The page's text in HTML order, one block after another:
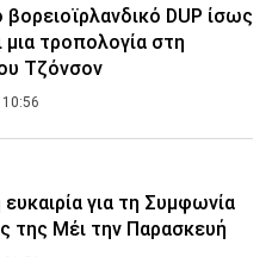
βορειοϊρλανδικό DUP ίσως
μια τροπολογία στη
Τζόνσον
για τη Συμφωνία
της Μέι την Παρασκευή